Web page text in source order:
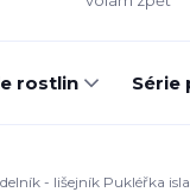
rostlin Série
- lišejník Pukléřka